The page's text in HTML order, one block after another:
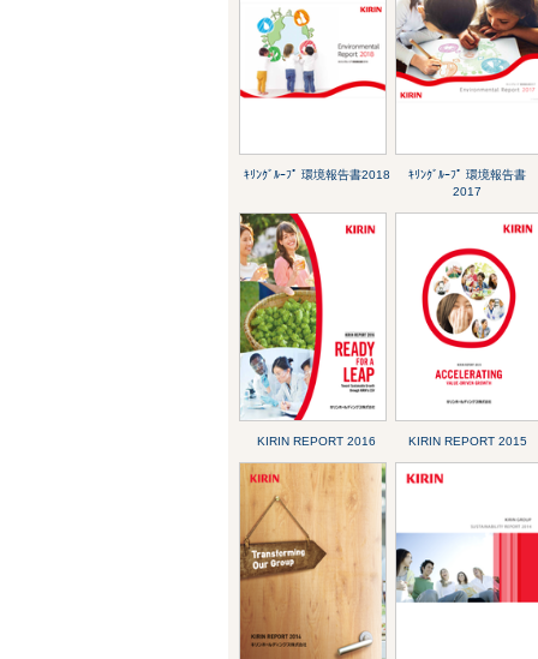
ｷﾘﾝｸﾞﾙｰﾌﾟ 環境報告書2018
ｷﾘﾝｸﾞﾙｰﾌﾟ 環境報告書
2017
KIRIN REPORT 2016 KIRIN REPORT 2015